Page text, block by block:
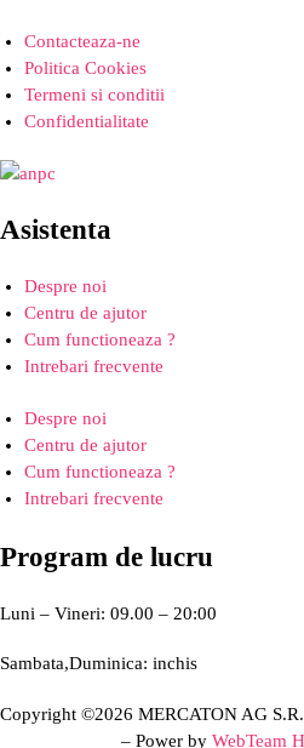
Contacteaza-ne
Politica Cookies
Termeni si conditii
Confidentialitate
Asistenta
Despre noi
Centru de ajutor
Cum functioneaza ?
Intrebari frecvente
Despre noi
Centru de ajutor
Cum functioneaza ?
Intrebari frecvente
Program de lucru
Luni – Vineri: 09.00 – 20:00
Sambata,Duminica: inchis
Copyright ©2026 MERCATON AG
– Power by WebTeam